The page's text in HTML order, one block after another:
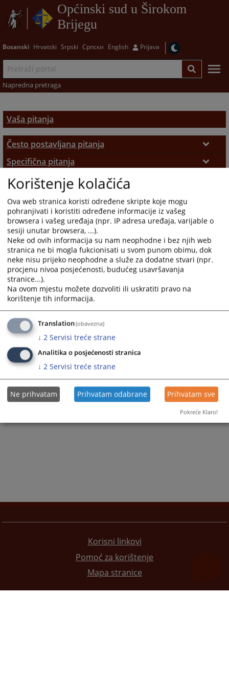
Općinski sud u Širokom
Brijegu
Bosanski Hrvatski Srpski Српски English Prijava
Napredna pretraga
Vaša pitanja
Često postavljana pitanja
Često postavljana pitanja
Specifična pitanja
Zemljišno-knjižni izvadak
Korisni linkovi
Pomoć za korištenje
Mapa stranice
Korištenje kolačića
Ova web stranica koristi određene skripte koje mogu
pohranjivati i koristiti određene informacije iz vašeg
browsera i vašeg uređaja (npr. IP adresa uređaja, varijable o
sesiji unutar browsera, ...).
Neke od ovih informacija su nam neophodne i bez njih web
stranica ne bi mogla fukcionisati u svom punom obimu, dok
neke nisu prijeko neophodne a služe za dodatne stvari (npr.
procjenu nivoa posjećenosti, budućeg usavršavanja
stranice...).
Na ovom mjestu možete dozvoliti ili uskratiti pravo na
korištenje tih informacija.
Translation(obavezna)
↓ 2 Servisi treće strane
Analitika o posjećenosti stranica
↓ 2 Servisi treće strane
Ne prihvatam Prihvatam odabrane Prihvatam sve
Pokreće Klaro!